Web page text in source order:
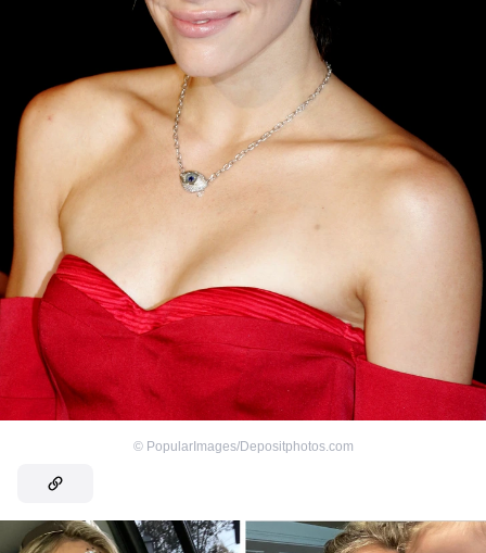
© PopularImages/Depositphotos.com